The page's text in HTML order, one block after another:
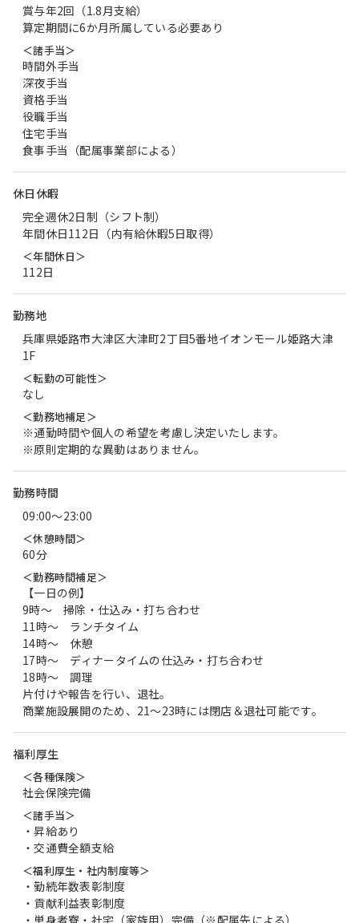
賞与年2回（1.8月支給）
算定期間に6か月所属している必要あり
＜諸手当＞
時間外手当
深夜手当
資格手当
役職手当
住宅手当
食事手当（配属事業部による）
休日休暇
完全週休2日制（シフト制）
年間休日112日（内有給休暇5日取得）
＜年間休日＞
112日
勤務地
兵庫県姫路市大津区大津町2丁目5番地イオンモール姫路大津
1F
＜転勤の可能性＞
なし
＜勤務地補足＞
※通勤時間や個人の希望を考慮し決定いたします。
※原則定期的な異動はありません。
勤務時間
09:00〜23:00
＜休憩時間＞
60分
＜勤務時間補足＞
【一日の例】
9時～ 掃除・仕込み・打ち合わせ
11時～ ランチタイム
14時～ 休憩
17時～ ディナータイムの仕込み・打ち合わせ
18時～ 調理
片付けや報告を行い、退社。
商業施設展開のため、21～23時には閉店＆退社可能です。
福利厚生
＜各種保険＞
社会保険完備
＜諸手当＞
・昇給あり
・交通費全額支給
＜福利厚生・社内制度等＞
・勤続年数表彰制度
・貢献利益表彰制度